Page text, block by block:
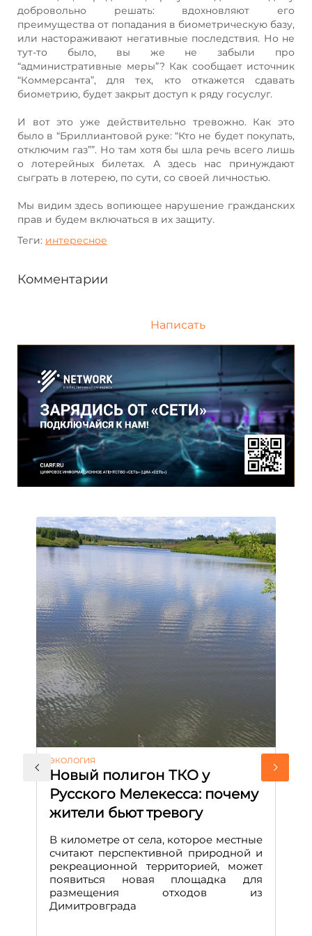
добровольно решать: вдохновляют его
преимущества от попадания в биометрическую базу,
или настораживают негативные последствия. Но не
тут-то было, вы же не забыли про
“административные меры”? Как сообщает источник
“Коммерсанта”, для тех, кто откажется сдавать
биометрию, будет закрыт доступ к ряду госуслуг.
И вот это уже действительно тревожно. Как это
было в “Бриллиантовой руке: “Кто не будет покупать,
отключим газ””. Но там хотя бы шла речь всего лишь
о лотерейных билетах. А здесь нас принуждают
сыграть в лотерею, по сути, со своей личностью.
Мы видим здесь вопиющее нарушение гражданских
прав и будем включаться в их защиту.
Теги: интересное
Комментарии
Написать
ЭКОЛОГИЯ
Новый полигон ТКО у
Русского Мелекесса: почему
жители бьют тревогу
В километре от села, которое местные
считают перспективной природной и
рекреационной территорией, может
появиться новая площадка для
размещения отходов из
Димитровграда